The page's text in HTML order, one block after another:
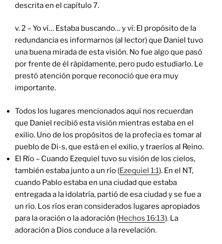
descrita en el capítulo 7.
v. 2 – Yo ví… Estaba buscando… y ví: El propósito de la
redundancia es informarnos (al lector) que Daniel tuvo
una buena mirada de esta visión. No fue algo que pasó
por frente de él rápidamente, pero pudo estudiarlo. Le
prestó atención porque reconoció que era muy
importante.
Todos los lugares mencionados aquí nos recuerdan
que Daniel recibió esta visión mientras estaba en el
exilio. Uno de los propósitos de la profecía es tomar al
pueblo de Di-s, que está en el exilio, y traerlos al Reino.
El Río – Cuando Ezequiel tuvo su visión de los cielos,
también estaba junto a un río (Ezequiel 1:1). En el NT,
cuando Pablo estaba en una ciudad que estaba
entregada a la idolatría, partió de esa ciudad y se fue a
un río. Los ríos eran considerados lugares apropiados
para la oración o la adoración (Hechos 16:13). La
adoración a Dios conduce a la revelación.